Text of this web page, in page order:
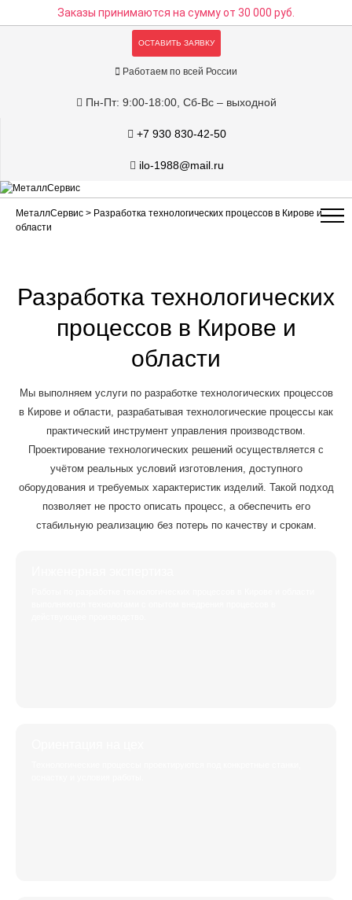
Заказы принимаются на суммуот 30 000 руб.
ОСТАВИТЬ ЗАЯВКУ
Работаем по всей России
Пн-Пт: 9:00-18:00, Сб-Вс – выходной
+7 930 830-42-50
ilo-1988@mail.ru
МеталлСервис > Разработка технологических процессов в Кирове и
области
Разработка технологических
процессов в Кирове и
области
Мы выполняем услуги по разработке технологических процессов
в Кирове и области, разрабатывая технологические процессы как
практический инструмент управления производством.
Проектирование технологических решений осуществляется с
учётом реальных условий изготовления, доступного
оборудования и требуемых характеристик изделий. Такой подход
позволяет не просто описать процесс, а обеспечить его
стабильную реализацию без потерь по качеству и срокам.